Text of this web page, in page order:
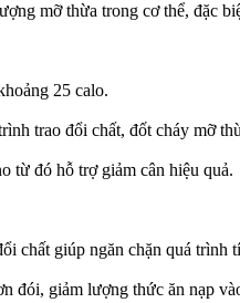
mỡ thừa trong cơ thể, đặc
25 calo.
trao đổi chất, đốt cháy mỡ
từ đó hỗ trợ giảm cân hiệu quả.
chất giúp ngăn chặn quá trình
giảm lượng thức ăn nạp